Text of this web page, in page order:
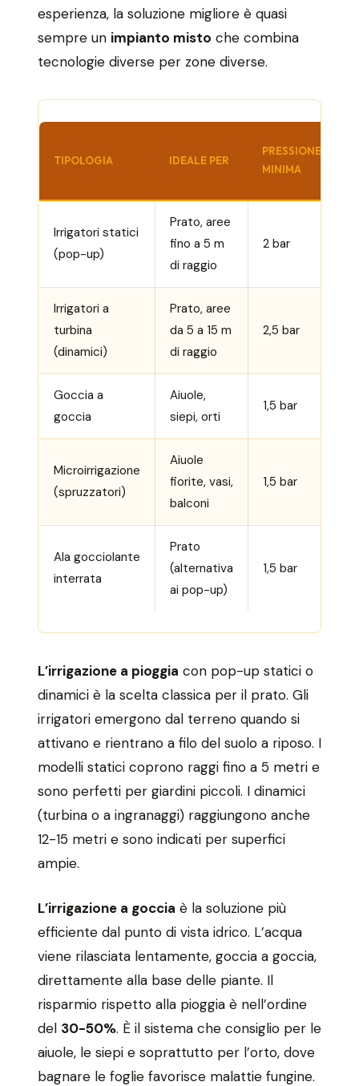
esperienza, la soluzione migliore è quasi
sempre un impianto misto che combina
tecnologie diverse per zone diverse.
TIPOLOGIA IDEALE PER
PRESSIONE
MINIMA
Irrigatori statici
(pop-up)
Prato, aree
fino a 5 m
di raggio
2 bar
Irrigatori a
turbina
(dinamici)
Prato, aree
da 5 a 15 m
di raggio
2,5 bar
Goccia a
goccia
Aiuole,
siepi, orti
1,5 bar
Microirrigazione
(spruzzatori)
Aiuole
fiorite, vasi,
balconi
1,5 bar
Ala gocciolante
interrata
Prato
(alternativa
ai pop-up)
1,5 bar
L’irrigazione a pioggia con pop-up statici o
dinamici è la scelta classica per il prato. Gli
irrigatori emergono dal terreno quando si
attivano e rientrano a filo del suolo a riposo. I
modelli statici coprono raggi fino a 5 metri e
sono perfetti per giardini piccoli. I dinamici
(turbina o a ingranaggi) raggiungono anche
12-15 metri e sono indicati per superfici
ampie.
L’irrigazione a goccia è la soluzione più
efficiente dal punto di vista idrico. L’acqua
viene rilasciata lentamente, goccia a goccia,
direttamente alla base delle piante. Il
risparmio rispetto alla pioggia è nell’ordine
del 30-50%. È il sistema che consiglio per le
aiuole, le siepi e soprattutto per l’orto, dove
bagnare le foglie favorisce malattie fungine.